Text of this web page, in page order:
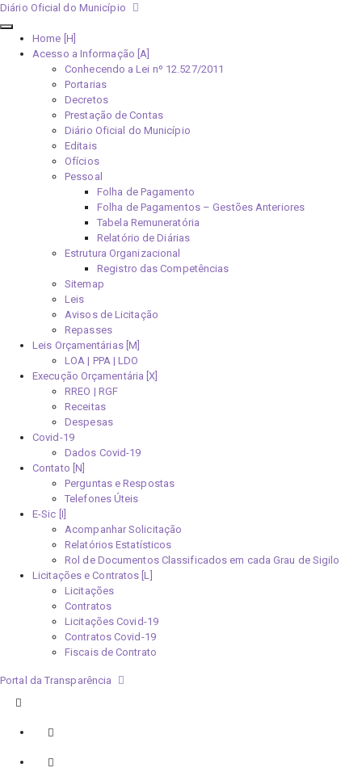
Diário Oficial do Município
Home [H]
Acesso a Informação [A]
Conhecendo a Lei nº 12.527/2011
Portarias
Decretos
Prestação de Contas
Diário Oficial do Município
Editais
Ofícios
Pessoal
Folha de Pagamento
Folha de Pagamentos – Gestões Anteriores
Tabela Remuneratória
Relatório de Diárias
Estrutura Organizacional
Registro das Competências
Sitemap
Leis
Avisos de Licitação
Repasses
Leis Orçamentárias [M]
LOA | PPA | LDO
Execução Orçamentária [X]
RREO | RGF
Receitas
Despesas
Covid-19
Dados Covid-19
Contato [N]
Perguntas e Respostas
Telefones Úteis
E-Sic [I]
Acompanhar Solicitação
Relatórios Estatísticos
Rol de Documentos Classificados em cada Grau de Sigilo
Licitações e Contratos [L]
Licitações
Contratos
Licitações Covid-19
Contratos Covid-19
Fiscais de Contrato
Portal da Transparência